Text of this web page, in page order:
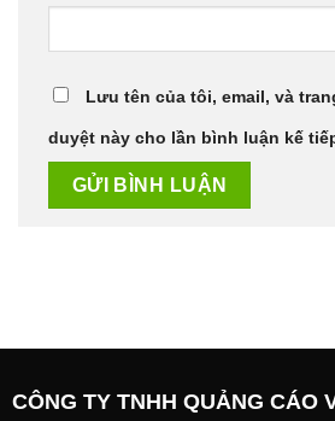
Lưu tên của tôi, email, và
duyệt này cho lần bình luận kế
CÔNG TY TNHH QUẢNG CÁO